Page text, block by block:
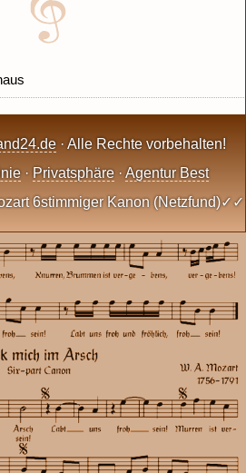
· Alle Rechte vorbehalten!
· Privatsphäre · Agentur Best
6stimmiger Kanon (Netzfund)✓✓